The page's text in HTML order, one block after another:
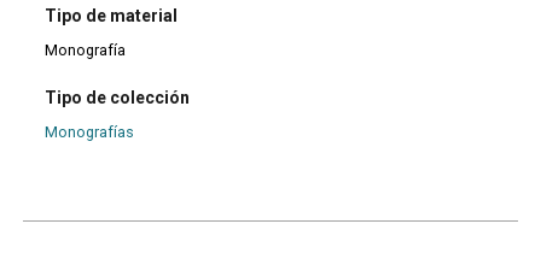
Tipo de material
Monografía
Tipo de colección
Monografías